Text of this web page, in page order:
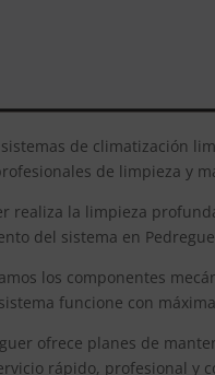
de climatización
de limpieza y
realiza la limpieza
del sistema en
los componentes
funcione con
ofrece planes de
rápido, profesional y